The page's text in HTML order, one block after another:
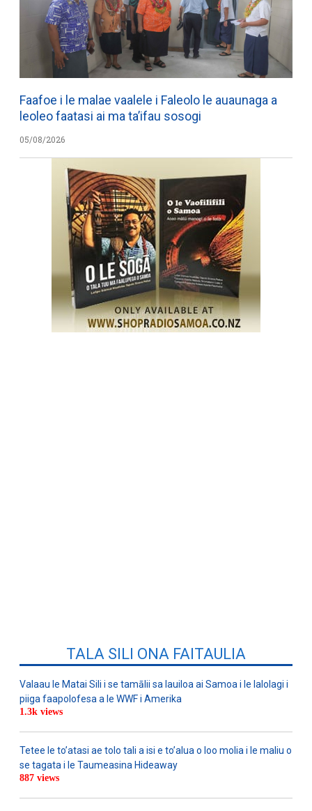
Faafoe i le malae vaalele i Faleolo le auaunaga a
leoleo faatasi ai ma ta’ifau sosogi
05/08/2026
TALA SILI ONA FAITAULIA
Valaau le Matai Sili i se tamālii sa lauiloa ai Samoa i le lalolagi i
piiga faapolofesa a le WWF i Amerika
1.3k views
Tetee le to’atasi ae tolo tali a isi e to’alua o loo molia i le maliu o
se tagata i le Taumeasina Hideaway
887 views